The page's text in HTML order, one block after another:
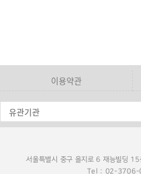
이용약관
서울특별시 중구 을지로 6 재능빌딩 15
Tel : 02-3706-